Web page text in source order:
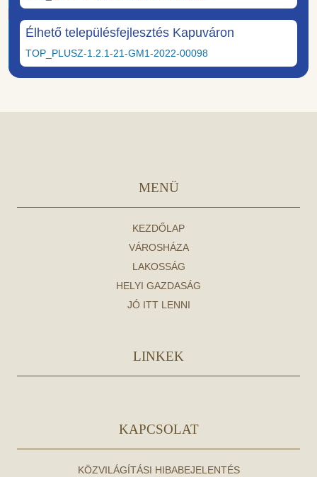
Élhető településfejlesztés Kapuváron
TOP_PLUSZ-1.2.1-21-GM1-2022-00098
MENÜ
KEZDŐLAP
VÁROSHÁZA
LAKOSSÁG
HELYI GAZDASÁG
JÓ ITT LENNI
LINKEK
KAPCSOLAT
KÖZVILÁGÍTÁSI HIBABEJELENTÉS